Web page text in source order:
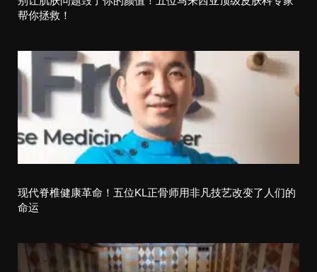
i
o
n
帮你拯救！
现代脊椎健康革命！五位KL正骨师用非凡技艺改变了人们的
命运